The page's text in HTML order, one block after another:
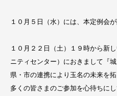
１０月５日（水）には、本定例会が
１０月２２日（土）１９時から新
ニティセンター）におきまして『
県・市の連携により玉名の未来を
多くの皆さまのご参加を心待ちにし